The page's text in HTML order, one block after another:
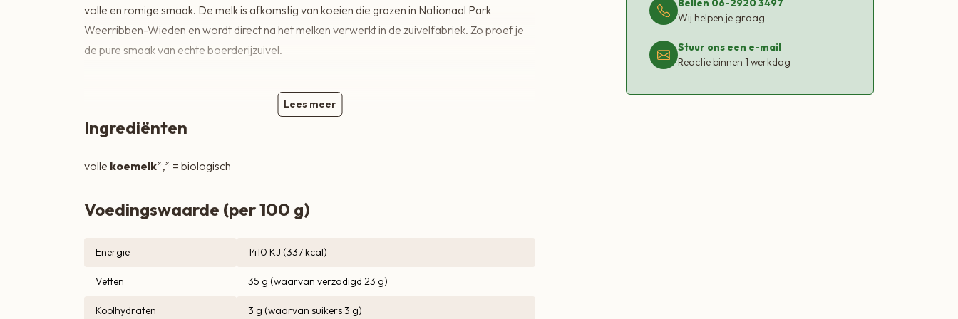
Zoete lekkernijen
volle en romige smaak. De melk is afkomstig van koeien die grazen in Nationaal Park
Weerribben-Wieden en wordt direct na het melken verwerkt in de zuivelfabriek. Zo proef je
de pure smaak van echte boerderijzuivel.
Lees meer
Ingrediënten
volle koemelk*,* = biologisch
Voedingswaarde (per 100 g)
Energie 1410 KJ (337 kcal)
Vetten 35 g (waarvan verzadigd 23 g)
Koolhydraten 3 g (waarvan suikers 3 g)
Bellen 06-2920 3497
Wij helpen je graag
Stuur ons een e-mail
Reactie binnen 1 werkdag